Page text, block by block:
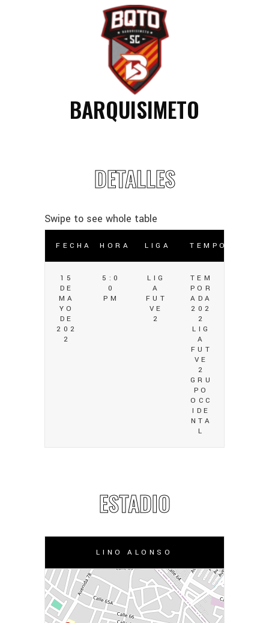
BARQUISIMETO
DETALLES
FECHA HORA LIGA TEMPORADA
15
DE
MA
YO
DE
202
2
5:0
0
PM
LIG
A
FUT
VE
2
TEM
POR
ADA
202
2
LIG
A
FUT
VE
2
GRU
PO
OCC
IDE
NTA
L
ESTADIO
LINO ALONSO